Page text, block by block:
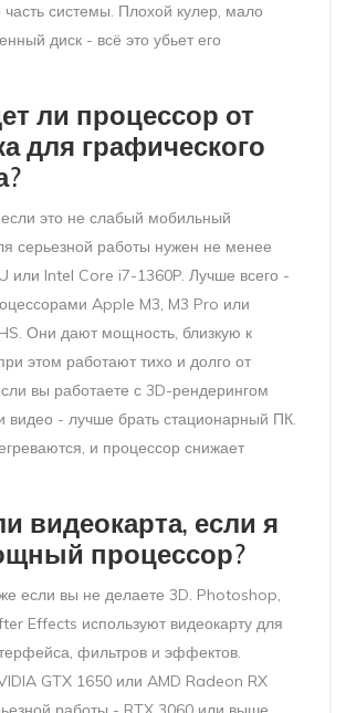
часть системы. Плохой кулер, мало
диск - всё это убьет его
ли процессор от
для графического
это не слабый мобильный
серьезной работы нужен не менее
или Intel Core i7-1360P. Лучше всего -
Apple M3, M3 Pro или
Они дают мощность, близкую к
этом работают тихо и долго от
вы работаете с 3D-рендерингом
видео - лучше брать стационарный ПК.
и процессор снижает
видеокарта, если я
процессор?
если вы не делаете 3D. Photoshop,
Effects используют видеокарту для
фильтров и эффектов.
GTX 1650 или AMD Radeon RX